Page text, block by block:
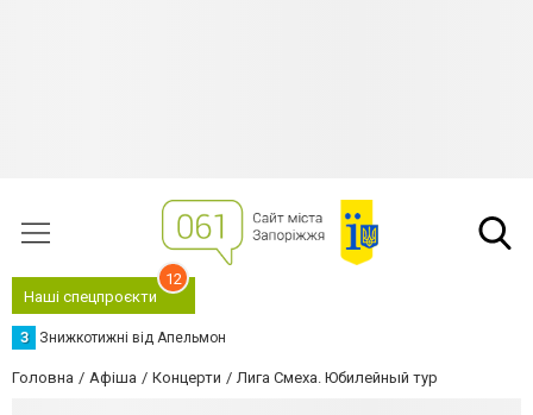
Наші спецпроєкти
12
З Знижкотижні від Апельмон
Головна Афіша Концерти Лига Смеха. Юбилейный тур